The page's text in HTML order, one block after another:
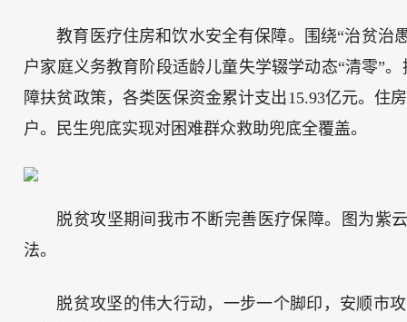
教育医疗住房和饮水安全有保障。围绕“治贫治
户家庭义务教育阶段适龄儿童失学辍学动态“清零”
障扶贫政策，各类医保资金累计支出15.93亿元。住
户。民生兜底实现对困难群众救助兜底全覆盖。
脱贫攻坚期间我市不断完善医疗保障。图为紫
法。
脱贫攻坚的伟大行动，一步一个脚印，安顺市